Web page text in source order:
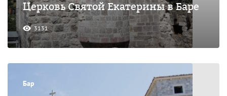
Церковь Святой Екатерины в Баре
3131
Бар